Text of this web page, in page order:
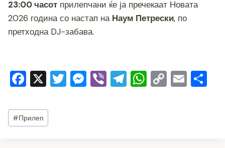
23:00 часот прилепчани ќе ја пречекаат Новата
2026 година со настап на Наум Петрески, по
претходна DJ-забава.
F
c
e
X T M Vi T W C E
Post
Tags:
#Прилеп